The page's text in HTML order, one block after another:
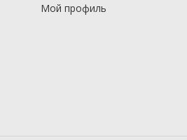
Мой профиль